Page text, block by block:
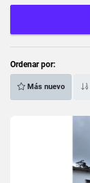
Ordenar por:
Más nuevo